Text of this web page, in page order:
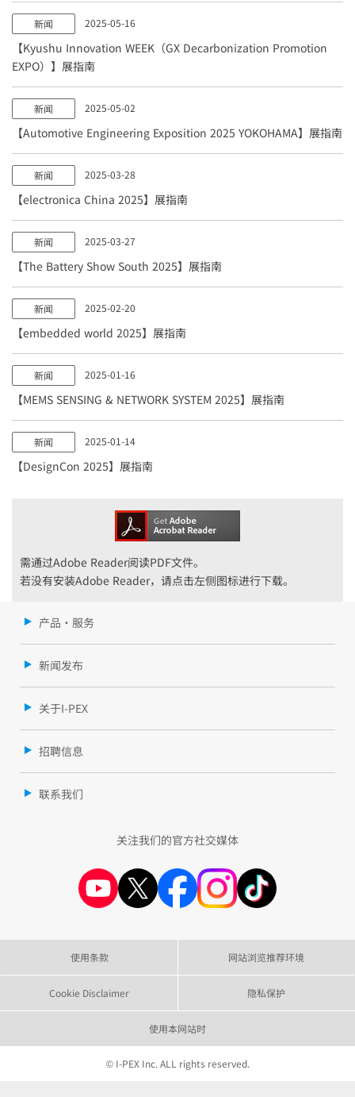
新闻 2025-05-16
【Kyushu Innovation WEEK（GX Decarbonization Promotion
EXPO）】展指南
新闻 2025-05-02
【Automotive Engineering Exposition 2025 YOKOHAMA】展指南
新闻 2025-03-28
【electronica China 2025】展指南
新闻 2025-03-27
【The Battery Show South 2025】展指南
新闻 2025-02-20
【embedded world 2025】展指南
新闻 2025-01-16
【MEMS SENSING & NETWORK SYSTEM 2025】展指南
新闻 2025-01-14
【DesignCon 2025】展指南
需通过Adobe Reader阅读PDF文件。
若没有安装Adobe Reader，请点击左侧图标进行下载。
产品・服务
新闻发布
关于I-PEX
招聘信息
联系我们
关注我们的官方社交媒体
使用条款 网站浏览推荐环境
Cookie Disclaimer 隐私保护
使用本网站时
© I-PEX Inc. ALL rights reserved.